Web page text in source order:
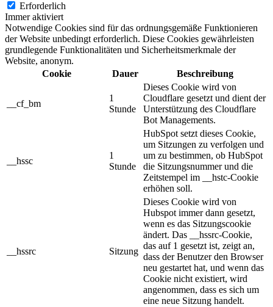
Erforderlich
Immer aktiviert
Notwendige Cookies sind für das ordnungsgemäße Funktionieren
der Website unbedingt erforderlich. Diese Cookies gewährleisten
grundlegende Funktionalitäten und Sicherheitsmerkmale der
Website, anonym.
Cookie
Dauer Beschreibung
__cf_bm
1
Stunde
Dieses Cookie wird von
Cloudflare gesetzt und dient der
Unterstützung des Cloudflare
Bot Managements.
__hssc
1
Stunde
HubSpot setzt dieses Cookie,
um Sitzungen zu verfolgen und
um zu bestimmen, ob HubSpot
die Sitzungsnummer und die
Zeitstempel im __hstc-Cookie
erhöhen soll.
__hssrc Sitzung
Dieses Cookie wird von
Hubspot immer dann gesetzt,
wenn es das Sitzungscookie
ändert. Das __hssrc-Cookie,
das auf 1 gesetzt ist, zeigt an,
dass der Benutzer den Browser
neu gestartet hat, und wenn das
Cookie nicht existiert, wird
angenommen, dass es sich um
eine neue Sitzung handelt.